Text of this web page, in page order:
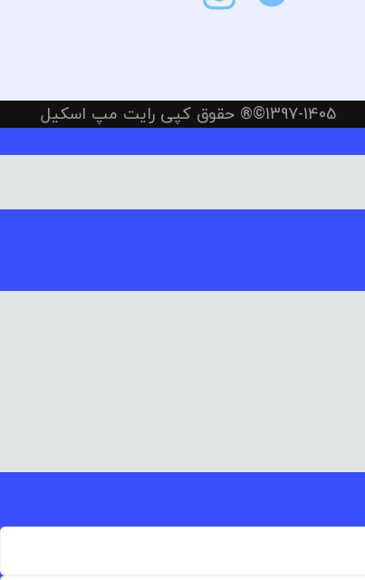
1397-1405©® حقوق کپی رایت مپ اسکیل